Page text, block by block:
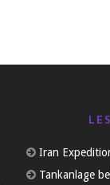
Iran
Tankanlage